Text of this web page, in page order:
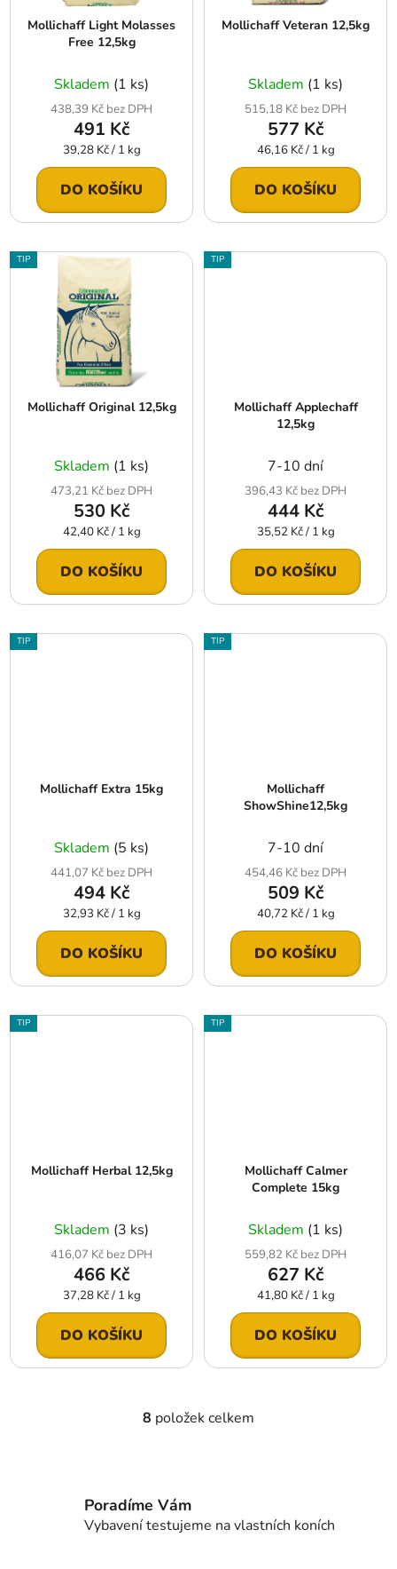
Mollichaff Light Molasses
Free 12,5kg
Skladem (1 ks)
438,39 Kč bez DPH
491 Kč
Měrná
cena:
39,28 Kč / 1 kg
DO KOŠÍKU
Mollichaff Veteran 12,5kg
Skladem (1 ks)
515,18 Kč bez DPH
577 Kč
Měrná
cena:
46,16 Kč / 1 kg
DO KOŠÍKU
TIP
Mollichaff Original 12,5kg
Skladem (1 ks)
473,21 Kč bez DPH
530 Kč
Měrná
cena:
42,40 Kč / 1 kg
DO KOŠÍKU
TIP
Mollichaff Applechaff
12,5kg
7-10 dní
396,43 Kč bez DPH
444 Kč
Měrná
cena:
35,52 Kč / 1 kg
DO KOŠÍKU
TIP
Mollichaff Extra 15kg
Skladem (5 ks)
441,07 Kč bez DPH
494 Kč
Měrná
cena:
32,93 Kč / 1 kg
DO KOŠÍKU
TIP
Mollichaff
ShowShine12,5kg
7-10 dní
454,46 Kč bez DPH
509 Kč
Měrná
cena:
40,72 Kč / 1 kg
DO KOŠÍKU
TIP
Mollichaff Herbal 12,5kg
Skladem (3 ks)
416,07 Kč bez DPH
466 Kč
Měrná
cena:
37,28 Kč / 1 kg
DO KOŠÍKU
TIP
Mollichaff Calmer
Complete 15kg
Skladem (1 ks)
559,82 Kč bez DPH
627 Kč
Měrná
cena:
41,80 Kč / 1 kg
DO KOŠÍKU
O
a
8 položek celkem
Poradíme Vám
Vybavení testujeme na vlastních koních